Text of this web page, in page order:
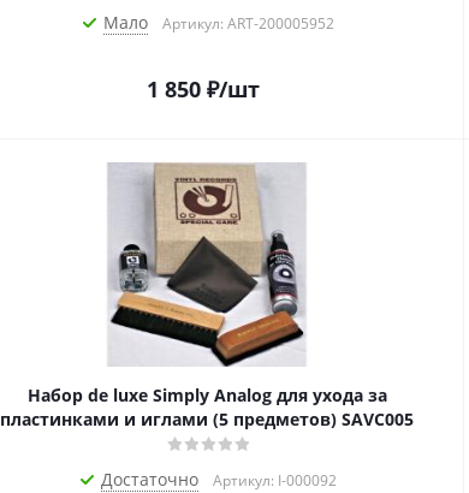
Мало Артикул: ART-200005952
1 850₽/шт
Набор de luxe Simply Analog для ухода за
пластинками и иглами (5 предметов) SAVC005
Достаточно Артикул: I-000092